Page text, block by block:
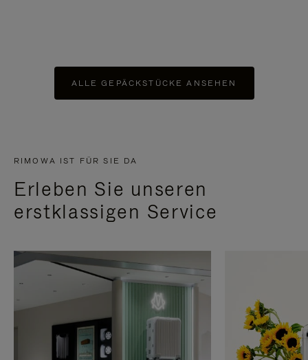
ALLE GEPÄCKSTÜCKE ANSEHEN
RIMOWA IST FÜR SIE DA
Erleben Sie unseren
erstklassigen Service